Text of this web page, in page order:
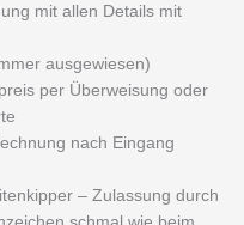
mit allen Details mit
ausgewiesen)
per Überweisung oder
nach Eingang
– Zulassung durch